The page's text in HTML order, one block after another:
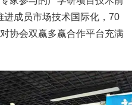
进成员市场技术国际化，70
协会双赢多赢合作平台充满